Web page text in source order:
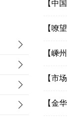
【中
【嘹
【嵊
【市
【金